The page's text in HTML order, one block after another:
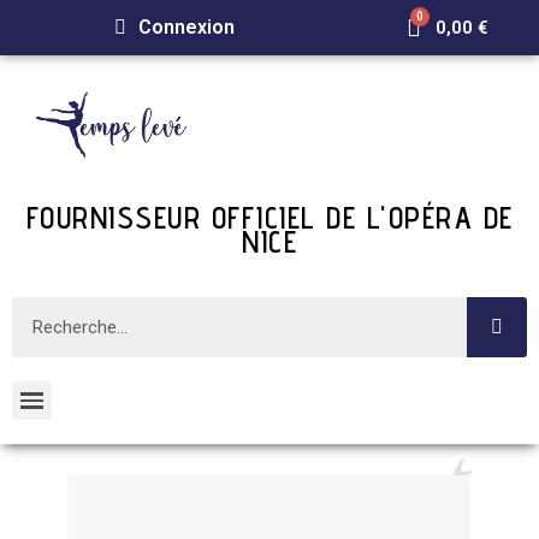
Connexion 0,00 €
FOURNISSEUR OFFICIEL DE L'OPÉRA DE
NICE